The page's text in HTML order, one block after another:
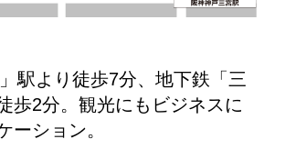
駅より徒歩7分、地下鉄「三
歩2分。観光にもビジネスに
ーション。